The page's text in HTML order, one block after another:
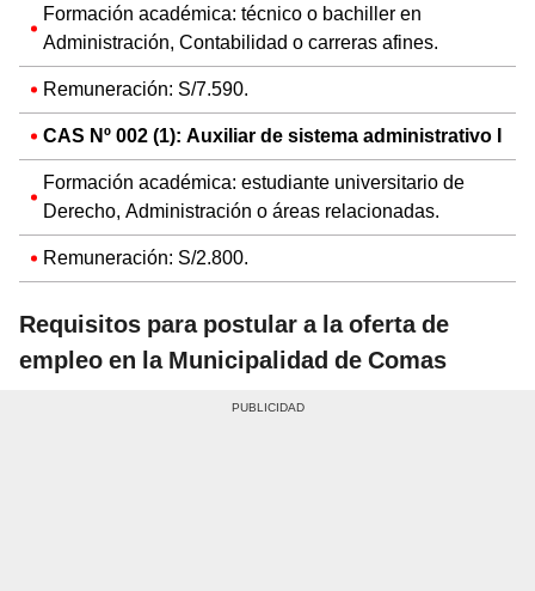
Formación académica: técnico o bachiller en
Administración, Contabilidad o carreras afines.
Remuneración: S/7.590.
CAS Nº 002 (1): Auxiliar de sistema administrativo I
Formación académica: estudiante universitario de
Derecho, Administración o áreas relacionadas.
Remuneración: S/2.800.
Requisitos para postular a la oferta de
empleo en la Municipalidad de Comas